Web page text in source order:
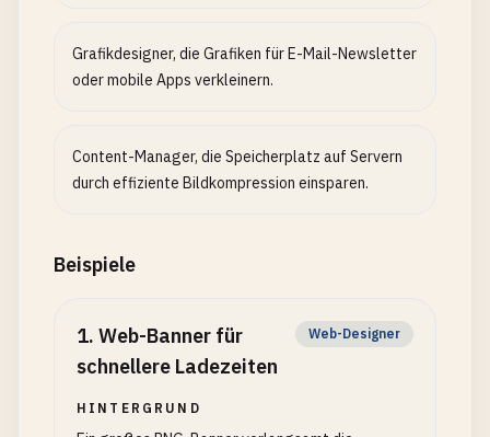
Grafikdesigner, die Grafiken für E-Mail-Newsletter
oder mobile Apps verkleinern.
Content-Manager, die Speicherplatz auf Servern
durch effiziente Bildkompression einsparen.
Beispiele
1. Web-Banner für
schnellere Ladezeiten
Web-Designer
HINTERGRUND